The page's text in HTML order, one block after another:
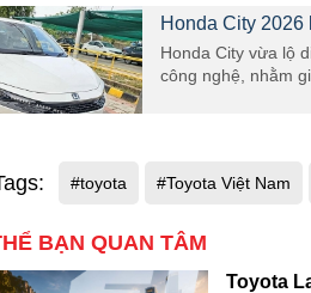
Honda City 2026
Honda City vừa lộ
công nghệ, nhằm
#toyota #Toyota Việt Nam
BẠN QUAN TÂM
Toyota